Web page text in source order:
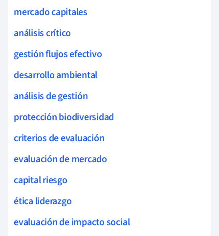
mercado capitales
análisis crítico
gestión flujos efectivo
desarrollo ambiental
análisis de gestión
protección biodiversidad
criterios de evaluación
evaluación de mercado
capital riesgo
ética liderazgo
evaluación de impacto social